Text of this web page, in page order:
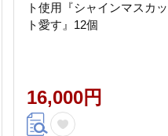
ト使用『シャインマスカッ
ト愛す』12個
16,000円